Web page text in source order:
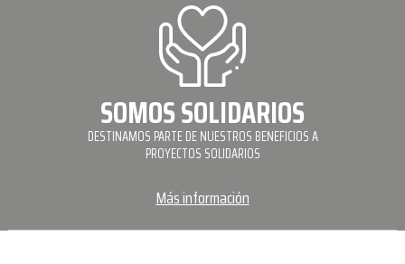
SOMOS SOLIDARIOS
DESTINAMOS PARTE DE NUESTROS BENEFICIOS A
PROYECTOS SOLIDARIOS
Más información